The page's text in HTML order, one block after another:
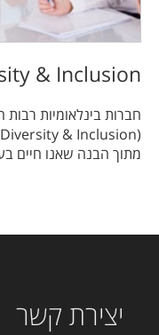
& Inclusion
חברות בינלאומיות רבות
מתוך הבנה שאנו חיים
יצירת קשר